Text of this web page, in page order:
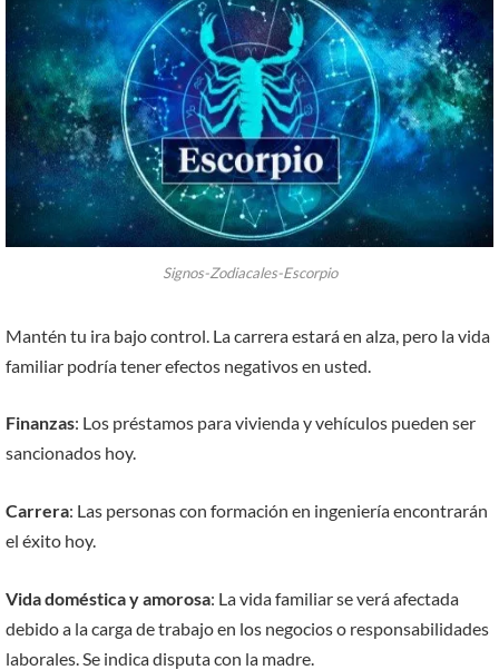
Signos-Zodiacales-Escorpio
Mantén tu ira bajo control. La carrera estará en alza, pero la vida
familiar podría tener efectos negativos en usted.
Finanzas: Los préstamos para vivienda y vehículos pueden ser
sancionados hoy.
Carrera: Las personas con formación en ingeniería encontrarán
el éxito hoy.
Vida doméstica y amorosa: La vida familiar se verá afectada
debido a la carga de trabajo en los negocios o responsabilidades
laborales. Se indica disputa con la madre.